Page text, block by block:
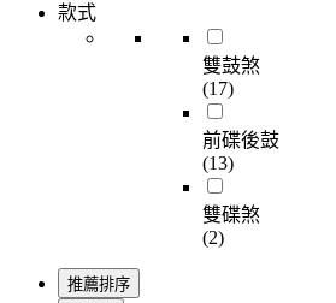
款式
雙鼓煞
(17)
前碟後鼓
(13)
雙碟煞
(2)
推薦排序